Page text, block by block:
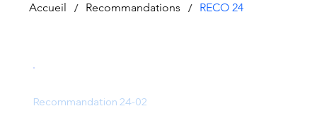
Accueil / Recommandations / RECO 24
Recommandation 24-02